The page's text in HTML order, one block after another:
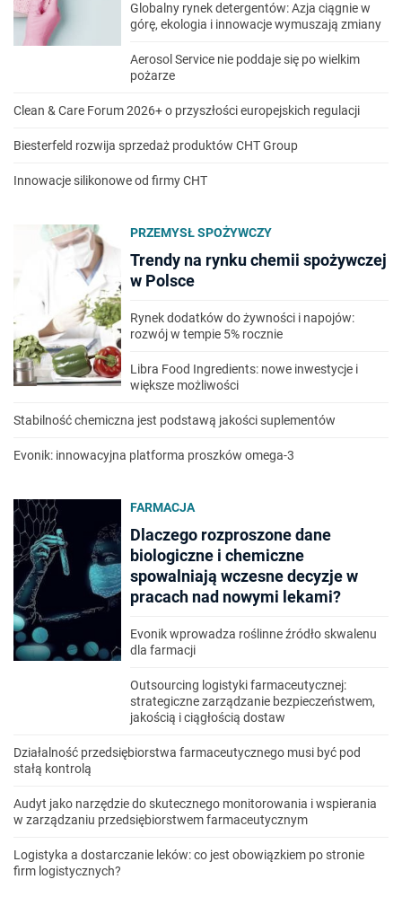
Globalny rynek detergentów: Azja ciągnie w
górę, ekologia i innowacje wymuszają zmiany
Aerosol Service nie poddaje się po wielkim
pożarze
Clean & Care Forum 2026+ o przyszłości europejskich regulacji
Biesterfeld rozwija sprzedaż produktów CHT Group
Innowacje silikonowe od firmy CHT
PRZEMYSŁ SPOŻYWCZY
Trendy na rynku chemii spożywczej
w Polsce
Rynek dodatków do żywności i napojów:
rozwój w tempie 5% rocznie
Libra Food Ingredients: nowe inwestycje i
większe możliwości
Stabilność chemiczna jest podstawą jakości suplementów
Evonik: innowacyjna platforma proszków omega-3
FARMACJA
Dlaczego rozproszone dane
biologiczne i chemiczne
spowalniają wczesne decyzje w
pracach nad nowymi lekami?
Evonik wprowadza roślinne źródło skwalenu
dla farmacji
Outsourcing logistyki farmaceutycznej:
strategiczne zarządzanie bezpieczeństwem,
jakością i ciągłością dostaw
Działalność przedsiębiorstwa farmaceutycznego musi być pod
stałą kontrolą
Audyt jako narzędzie do skutecznego monitorowania i wspierania
w zarządzaniu przedsiębiorstwem farmaceutycznym
Logistyka a dostarczanie leków: co jest obowiązkiem po stronie
firm logistycznych?